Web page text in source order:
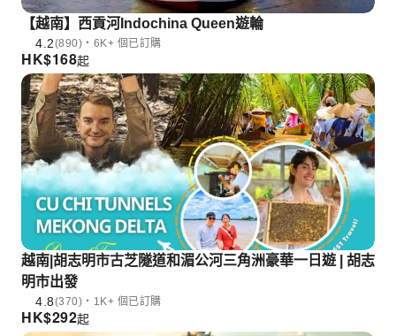
【越南】西貢河Indochina Queen遊輪
4.2(890)・6K+ 個已訂購
HK$168起
越南|胡志明市古芝隧道和湄公河三角洲豪華一日遊 | 胡志
明市出發
4.8(370)・1K+ 個已訂購
HK$292起